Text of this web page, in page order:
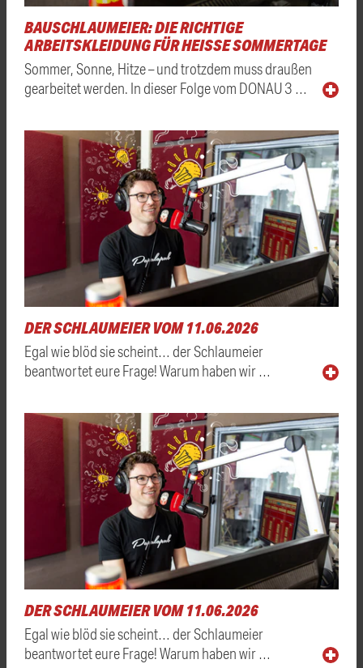
BAUSCHLAUMEIER: DIE RICHTIGE
ARBEITSKLEIDUNG FÜR HEISSE SOMMERTAGE
Sommer, Sonne, Hitze – und trotzdem muss draußen
gearbeitet werden. In dieser Folge vom DONAU 3 …
DER SCHLAUMEIER VOM 11.06.2026
Egal wie blöd sie scheint… der Schlaumeier
beantwortet eure Frage! Warum haben wir …
DER SCHLAUMEIER VOM 11.06.2026
Egal wie blöd sie scheint… der Schlaumeier
beantwortet eure Frage! Warum haben wir …